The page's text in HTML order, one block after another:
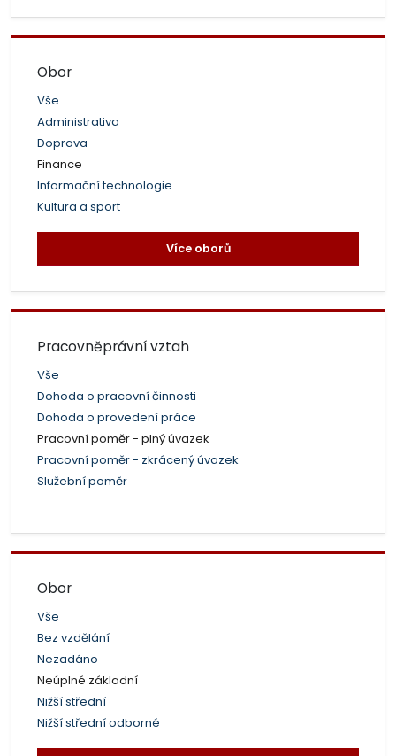
Obor
Vše
Administrativa
Doprava
Finance
Informační technologie
Kultura a sport
Více oborů
Pracovněprávní vztah
Vše
Dohoda o pracovní činnosti
Dohoda o provedení práce
Pracovní poměr - plný úvazek
Pracovní poměr - zkrácený úvazek
Služební poměr
Obor
Vše
Bez vzdělání
Nezadáno
Neúplné základní
Nižší střední
Nižší střední odborné